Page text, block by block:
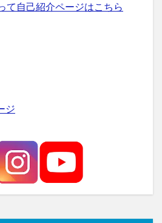
て自己紹介ページはこちら
ジ